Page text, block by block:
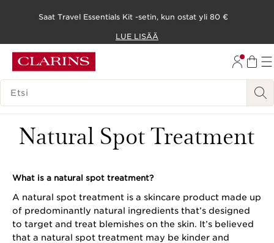
SIIRRY SISÄLTÖÖN
SIIRRY ALATUNNISTEESEEN
Saat Travel Essentials Kit -setin, kun ostat yli 80 €
LUE LISÄÄ
HAKUHISTORIA
Natural Spot Treatment
What is a natural spot treatment?
A natural spot treatment is a skincare product made up
of predominantly natural ingredients that’s designed
to target and treat blemishes on the skin. It’s believed
that a natural spot treatment may be kinder and